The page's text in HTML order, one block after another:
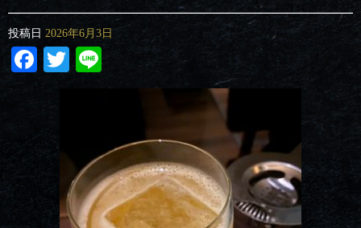
投稿日 2026年6月3日
Facebook
TwitterLine